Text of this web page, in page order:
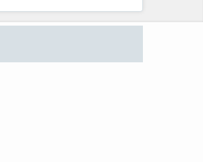
GALERÍAS
ARCHIVO